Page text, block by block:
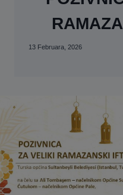
13 Februara, 2026